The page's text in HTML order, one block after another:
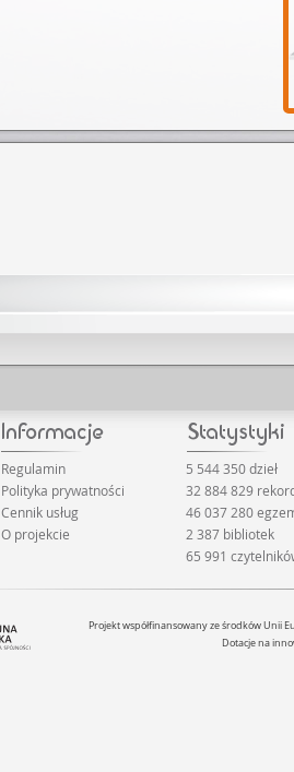
Regulamin
Polityka prywatności
Cennik usług
O projekcie
5 544 350 dzieł
32 884 829
46 037 280
2 387 bibliotek
65 991
Projekt współfinansowany ze środków Unii
Dotacje na